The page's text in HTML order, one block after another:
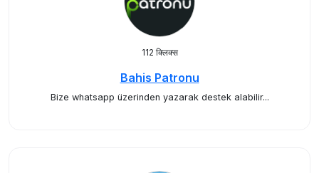
112 क्लिक्स
Bahis Patronu
Bize whatsapp üzerinden yazarak destek alabilir...